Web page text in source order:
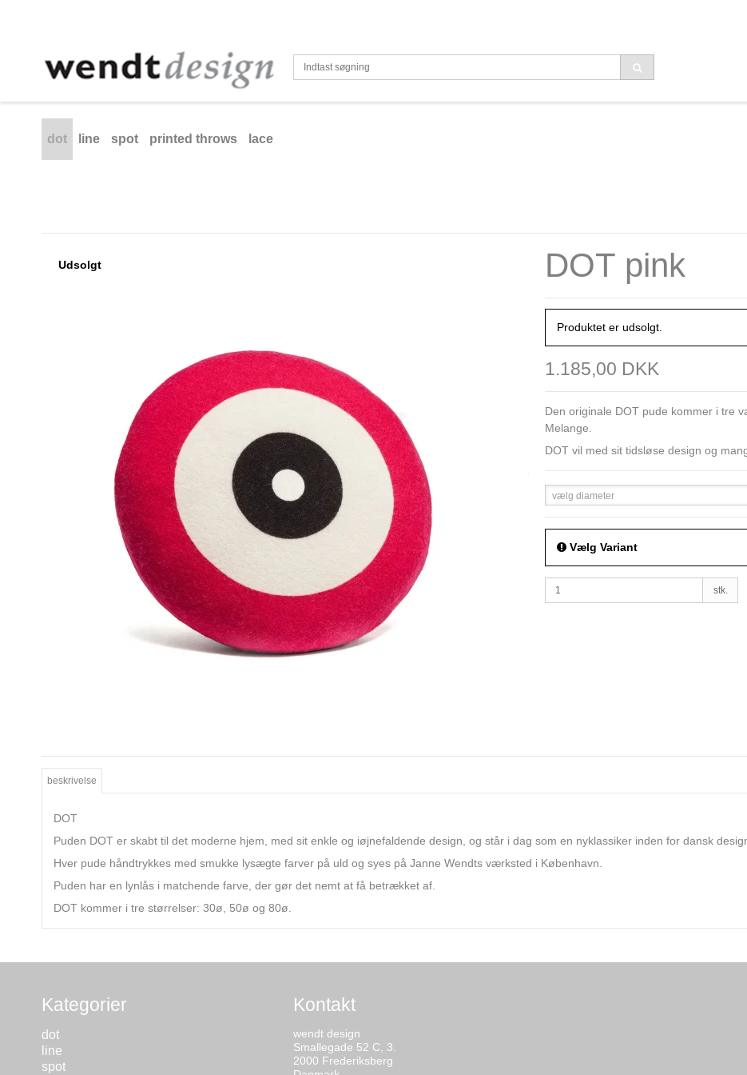
dot line spot printed throws lace
Udsolgt DOT pink
Produktet er udsolgt.
1.185,00 DKK
Den originale DOT pude kommer i tre
Melange.
DOT vil med sit tidsløse design og
vælg diameter
Vælg Variant
stk.
beskrivelse
DOT
Puden DOT er skabt til det moderne hjem, med sit enkle og iøjnefaldende design, og står i dag som en nyklassiker inden for dansk
Hver pude håndtrykkes med smukke lysægte farver på uld og syes på Janne Wendts værksted i København.
Puden har en lynlås i matchende farve, der gør det nemt at få betrækket af.
DOT kommer i tre størrelser: 30ø, 50ø og 80ø.
Kategorier
dot
line
spot
Kontakt
wendt design
Smallegade 52 C, 3.
2000 Frederiksberg